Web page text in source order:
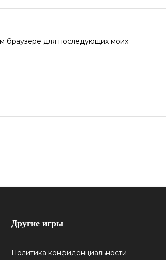
браузере для последующих моих
Другие игры
Политика конфиденциальности